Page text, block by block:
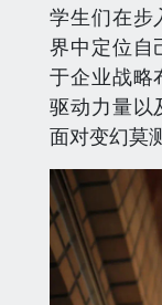
学生们在步
界中定位自
于企业战略
驱动力量以
面对变幻莫